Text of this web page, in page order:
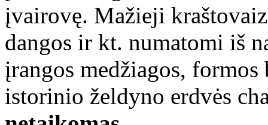
įvairovę. Mažieji
dangos ir kt. numatomi iš
įrangos medžiagos,
istorinio želdyno erdvės